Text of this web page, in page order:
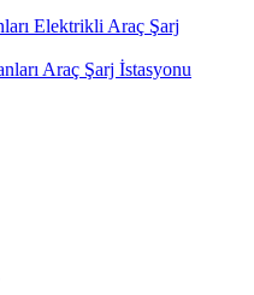
Elektrikli Araç Şarj
Araç Şarj İstasyonu